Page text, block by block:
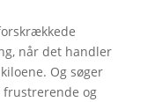
når det handler
Og søger
og